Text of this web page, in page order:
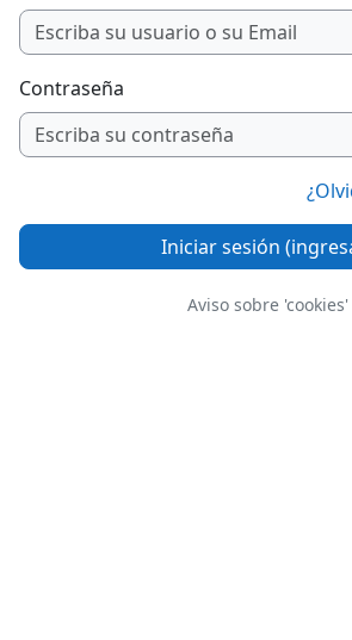
Contraseña
Iniciar sesión
Aviso sobre 'cookies'